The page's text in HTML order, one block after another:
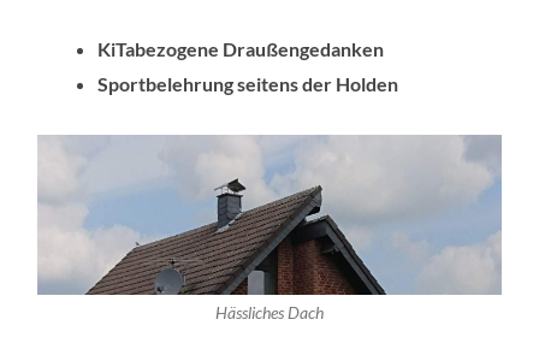
KiTabezogene Draußengedanken
Sportbelehrung seitens der Holden
Hässliches Dach